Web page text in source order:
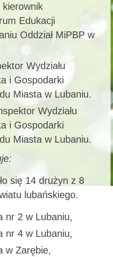
Edukacji
Oddział MiPBP w
Wydziału
i Gospodarki
Miasta w Lubaniu.
Wydziału
i Gospodarki
Miasta w Lubaniu.
się 14 drużyn z 8
lubańskiego.
nr 2 w Lubaniu,
nr 4 w Lubaniu,
w Zarębie,